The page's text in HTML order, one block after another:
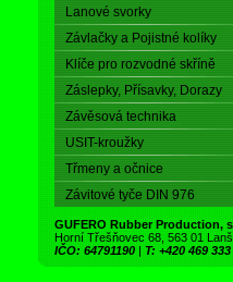
Lanové svorky
Závlačky a Pojistné kolíky
Klíče pro rozvodné skříně
Záslepky, Přísavky, Dorazy
Závěsová technika
USIT-kroužky
Třmeny a očnice
Závitové tyče DIN 976
GUFERO Rubber Production,
Horní Třešňovec 68, 563 01
IČO: 64791190 | T: +420 469 333